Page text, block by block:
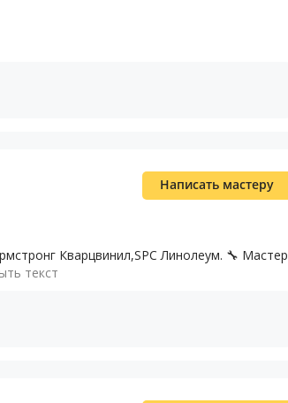
Написать мастеру
Кварцвинил,SPC Линолеум. 🔧 Мастер
текст